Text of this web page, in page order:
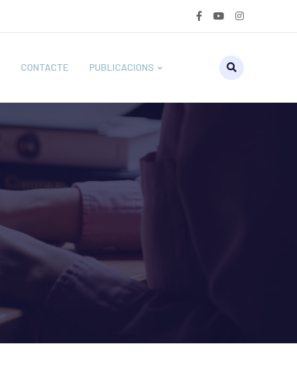
CONTACTE PUBLICACIONS